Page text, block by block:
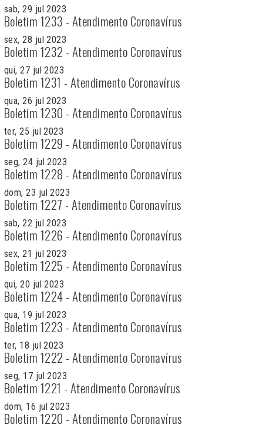
sab, 29 jul 2023
Boletim 1233 - Atendimento Coronavírus
sex, 28 jul 2023
Boletim 1232 - Atendimento Coronavírus
qui, 27 jul 2023
Boletim 1231 - Atendimento Coronavírus
qua, 26 jul 2023
Boletim 1230 - Atendimento Coronavírus
ter, 25 jul 2023
Boletim 1229 - Atendimento Coronavírus
seg, 24 jul 2023
Boletim 1228 - Atendimento Coronavírus
dom, 23 jul 2023
Boletim 1227 - Atendimento Coronavírus
sab, 22 jul 2023
Boletim 1226 - Atendimento Coronavírus
sex, 21 jul 2023
Boletim 1225 - Atendimento Coronavírus
qui, 20 jul 2023
Boletim 1224 - Atendimento Coronavírus
qua, 19 jul 2023
Boletim 1223 - Atendimento Coronavírus
ter, 18 jul 2023
Boletim 1222 - Atendimento Coronavírus
seg, 17 jul 2023
Boletim 1221 - Atendimento Coronavírus
dom, 16 jul 2023
Boletim 1220 - Atendimento Coronavírus